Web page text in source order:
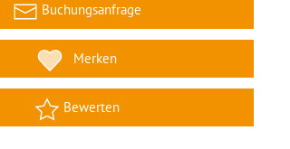
Buchungsanfrage
Merken
Bewerten